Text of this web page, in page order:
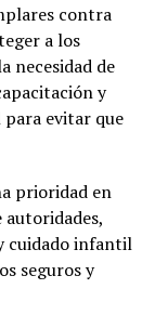
contra
a los
necesidad de
y
evitar que
prioridad en
cuidado infantil
seguros y